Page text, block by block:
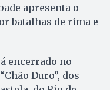
apresenta o
batalhas de rima e
encerrado no
Duro”, dos